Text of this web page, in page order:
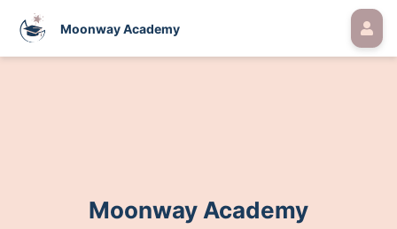
Moonway Academy
Moonway Academy